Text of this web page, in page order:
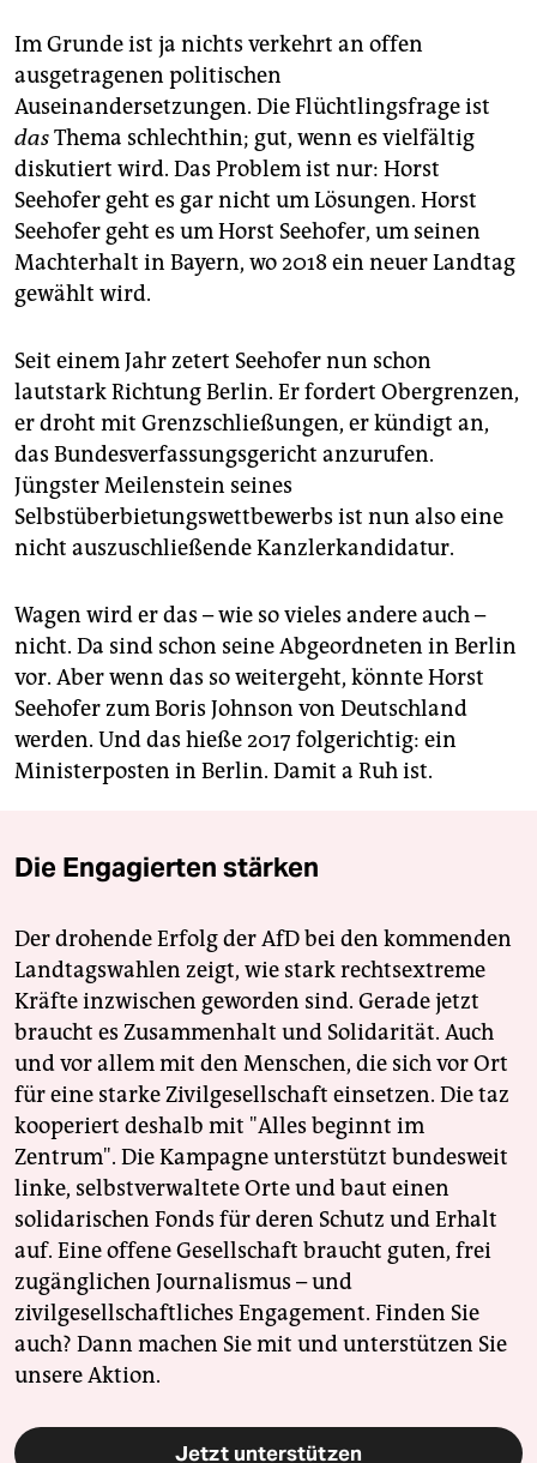
Im Grunde ist ja nichts verkehrt an offen
ausgetragenen politischen
Auseinandersetzungen. Die Flüchtlingsfrage ist
dasThema schlechthin; gut, wenn es vielfältig
diskutiert wird. Das Problem ist nur: Horst
Seehofer geht es gar nicht um Lösungen. Horst
Seehofer geht es um Horst Seehofer, um seinen
Machterhalt in Bayern, wo 2018 ein neuer Landtag
gewählt wird.
Seit einem Jahr zetert Seehofer nun schon
lautstark Richtung Berlin. Er fordert Obergrenzen,
er droht mit Grenzschließungen, er kündigt an,
das Bundesverfassungsgericht anzurufen.
Jüngster Meilenstein seines
Selbstüberbietungswettbewerbs ist nun also eine
nicht auszuschließende Kanzlerkandidatur.
Wagen wird er das – wie so vieles andere auch –
nicht. Da sind schon seine Abgeordneten in Berlin
vor. Aber wenn das so weitergeht, könnte Horst
Seehofer zum Boris Johnson von Deutschland
werden. Und das hieße 2017 folgerichtig: ein
Ministerposten in Berlin. Damit a Ruh ist.
Die Engagierten stärken
Der drohende Erfolg der AfD bei den kommenden
Landtagswahlen zeigt, wie stark rechtsextreme
Kräfte inzwischen geworden sind. Gerade jetzt
braucht es Zusammenhalt und Solidarität. Auch
und vor allem mit den Menschen, die sich vor Ort
für eine starke Zivilgesellschaft einsetzen. Die taz
kooperiert deshalb mit "Alles beginnt im
Zentrum". Die Kampagne unterstützt bundesweit
linke, selbstverwaltete Orte und baut einen
solidarischen Fonds für deren Schutz und Erhalt
auf. Eine offene Gesellschaft braucht guten, frei
zugänglichen Journalismus – und
zivilgesellschaftliches Engagement. Finden Sie
auch? Dann machen Sie mit und unterstützen Sie
unsere Aktion.
Jetzt unterstützen